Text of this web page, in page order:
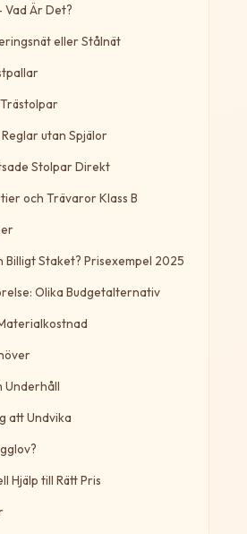
Vad Är Det?
eller Stålnät
utan Spjälor
Stolpar Direkt
och Trävaror Klass B
Billigt Staket? Prisexempel 2025
Olika Budgetalternativ
Underhåll
att Undvika
Hjälp till Rätt Pris